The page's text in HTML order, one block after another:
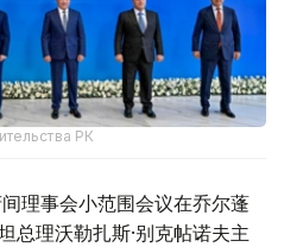
РК
理事会小范围会议在乔尔蓬
总理沃勒扎斯·别克帖诺夫主